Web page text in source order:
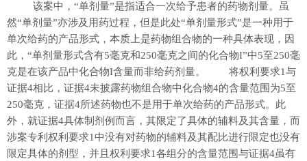
该案中，“单剂量”是指适合一次给予患者的药物剂量。虽
然“单剂量”亦涉及用药过程，但是此处“单剂量形式”是一种用于
单次给药的产品形式，本质上是药物组合物的一种具体表现，因
此，“单剂量形式含有5毫克和250毫克之间的化合物I”中5至250毫
克是在该产品中化合物I含量而非给药剂量。 将权利要求1与
证据4相比，证据4未披露药物组合物中化合物4的含量范围为5至
250毫克，证据4所述药物也不是用于单次给药的产品形式。此
外，就证据4具体制剂例而言，其限定了具体的辅料及其含量，而
涉案专利权利要求1中没有对药物的辅料及其配比进行限定也没有
限定具体的剂型，并且权利要求1各组分的含量范围与证据4虽有